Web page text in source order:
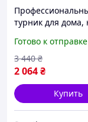
турник для дома,
домашний,
Готово к отправке
2 064₴
3 440 ₴
Купить